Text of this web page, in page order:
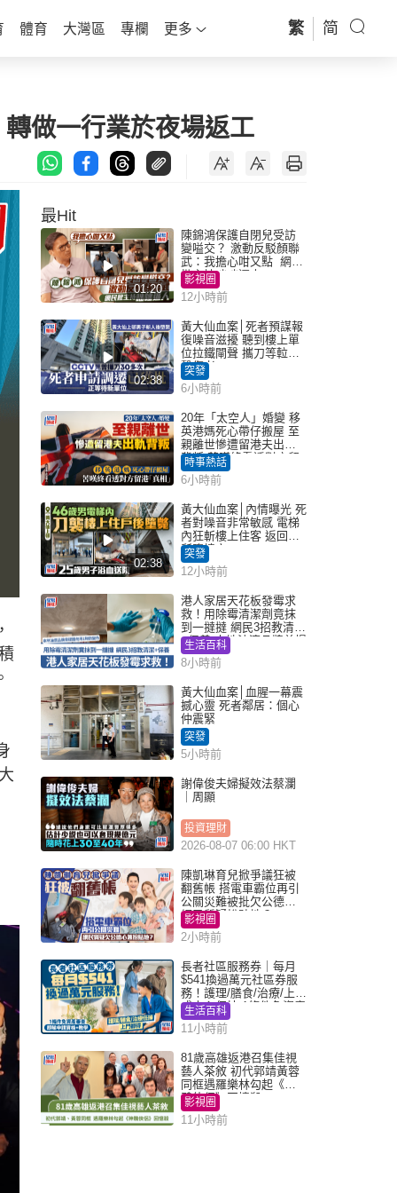
體育 大灣區 專欄 更多 繁 简
做一行業於夜場返工
最Hit
01:20
陳錦鴻保護自閉兒受訪
變嗌交？ 激動反駁顏聯
武：我擔心咁又點 網民
批主持咄咄逼人
影視圈
12小時前
02:38
黃大仙血案│死者預謀報
復噪音滋擾 聽到樓上單
位拉鐵閘聲 攜刀等𨋢伏
擊傷者
突發
6小時前
20年「太空人」婚變 移
英港媽死心帶仔搬屋 至
親離世慘遭留港夫出軌
背叛 苦嘆終看透對方留
港「真相」｜Juicy叮
時事熱話
6小時前
02:38
黃大仙血案│內情曝光 死
者對噪音非常敏感 電梯
內狂斬樓上住客 返回住
所墮樓亡
突發
12小時前
港人家居天花板發霉求
救！用除霉清潔劑竟抹
到一撻撻 網民3招教清潔
+保養 本地油漆品牌曾提
醒勿用1物防變色
生活百科
8小時前
黃大仙血案│血腥一幕震
撼心靈 死者鄰居：個心
仲震緊
突發
5小時前
謝偉俊夫婦擬效法蔡瀾
｜周顯
投資理財
2026-08-07 06:00 HKT
陳凱琳育兒掀爭議狂被
翻舊帳 搭電車霸位再引
公關災難被批欠公德心
網民質疑扮貼地？
影視圈
2小時前
長者社區服務券｜每月
$541換過萬元社區券服
務！護理/膳食/治療/上門
或中心任揀 1條件免資產
審查（附申請資格及教
學）
生活百科
11小時前
81歲高雄返港召集佳視
藝人茶敘 初代郭靖黃蓉
同框遇羅樂林勾起《神
鵰俠侶》回憶殺
影視圈
11小時前